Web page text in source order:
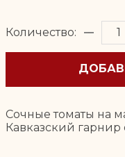
Количество:
Сочные томаты на
Кавказский